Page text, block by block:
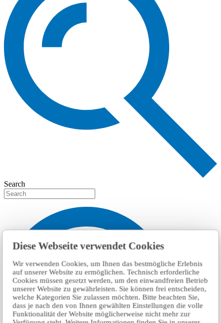
Diese Webseite verwendet Cookies
Wir verwenden Cookies, um Ihnen das bestmögliche Erlebnis
auf unserer Website zu ermöglichen. Technisch erforderliche
Cookies müssen gesetzt werden, um den einwandfreien Betrieb
unserer Website zu gewährleisten. Sie können frei entscheiden,
welche Kategorien Sie zulassen möchten. Bitte beachten Sie,
dass je nach den von Ihnen gewählten Einstellungen die volle
Funktionalität der Website möglicherweise nicht mehr zur
Search